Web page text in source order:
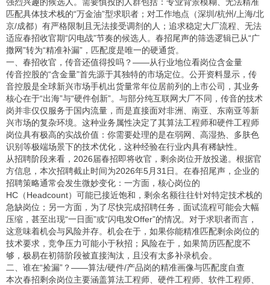
匹配具体技术栈的“万金油”型求职者；对工作地点（深圳/杭州/上海/北
京/成都）有严格限制且无法接受调剂的人；追求稳定大厂流程、无法
适应春招收官期“闪电战”节奏的候选人。春招尾声的筛选逻辑已从“广
撒网”转为“精准补漏”，匹配度是唯一的硬通货。
一、春招收官，传音还值得投吗？——从行业地位看岗位含金量
传音控股的“含金量”首先源于其独特的市场定位。公开资料显示，传
音控股是全球新兴市场手机出货量常年位居前列的上市公司，其业务
核心在于“出海”与“硬件创新”。与部分纯互联网大厂不同，传音的技术
岗并非仅仅服务于国内流量，而是直接面对非洲、南亚、东南亚等新
兴市场的复杂环境。这种业务属性决定了其算法工程师和硬件工程师
岗位具有极高的实战价值：你需要处理的是在弱网、高湿热、多肤色
识别等极端场景下的技术优化，这种经验在行业内具有稀缺性。
从招聘阶段来看，2026届春招即将收官，剩余岗位开放投递。根据官
方信息，本次招聘截止时间为2026年5月31日。在春招尾声，企业的
招聘策略通常会发生微妙变化：一方面，核心岗位的
HC（Headcount）可能已接近饱和，剩余名额往往针对特定技术栈的
急缺岗位；另一方面，为了尽快完成招聘任务，面试流程可能会大幅
压缩，甚至出现“一日面”或“闪电发Offer”的情况。对于求职者而言，
这意味着机会与风险并存。机会在于，如果你能精准匹配剩余岗位的
技术要求，竞争压力可能小于秋招；风险在于，如果简历匹配度不
够，极易在初筛阶段被直接淘汰，且没有太多补录机会。
二、谁在“捡漏”？——算法/硬件/产品岗的精准画像与匹配度自查
本次春招剩余岗位主要涵盖算法工程师、硬件工程师、软件工程师、